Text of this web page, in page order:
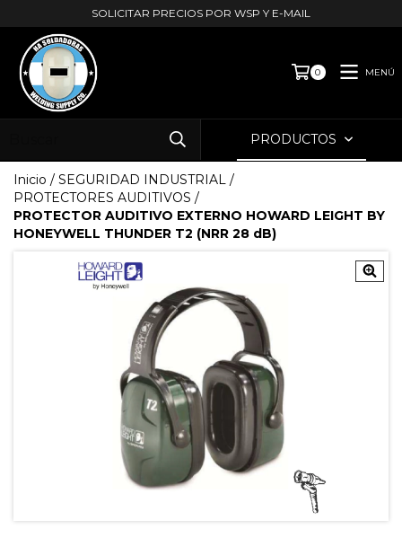
SOLICITAR PRECIOS POR WSP Y E-MAIL
0 MENÚ
PRODUCTOS
Inicio / SEGURIDAD INDUSTRIAL /
PROTECTORES AUDITIVOS /
PROTECTOR AUDITIVO EXTERNO HOWARD LEIGHT BY
HONEYWELL THUNDER T2 (NRR 28 dB)